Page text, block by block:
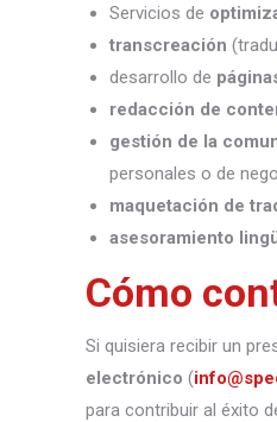
Servicios de
transcreación
desarrollo de
redacción de
gestión de la
personales o de
maquetación de
asesoramiento
Cómo
Si quisiera recibir un
electrónico (
para contribuir al éxito